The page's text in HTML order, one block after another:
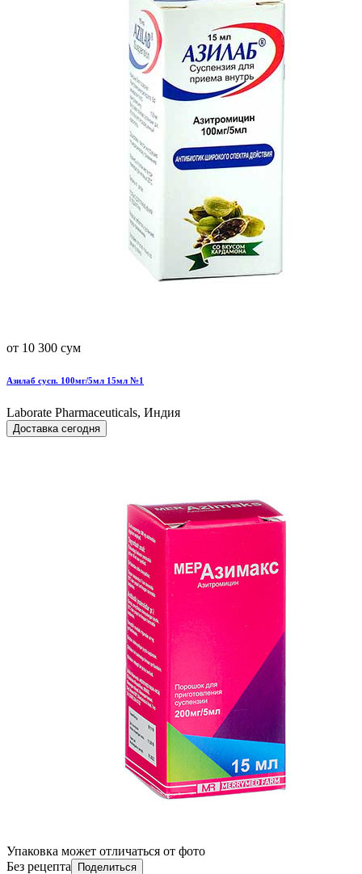
от 10 300 сум
Азилаб сусп. 100мг/5мл 15мл №1
Laborate Pharmaceuticals, Индия
Доставка сегодня
Упаковка может отличаться от фото
Без рецепта
Поделиться